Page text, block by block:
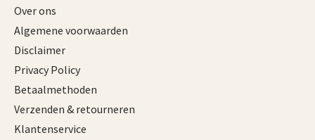
Over ons
Algemene voorwaarden
Disclaimer
Privacy Policy
Betaalmethoden
Verzenden & retourneren
Klantenservice